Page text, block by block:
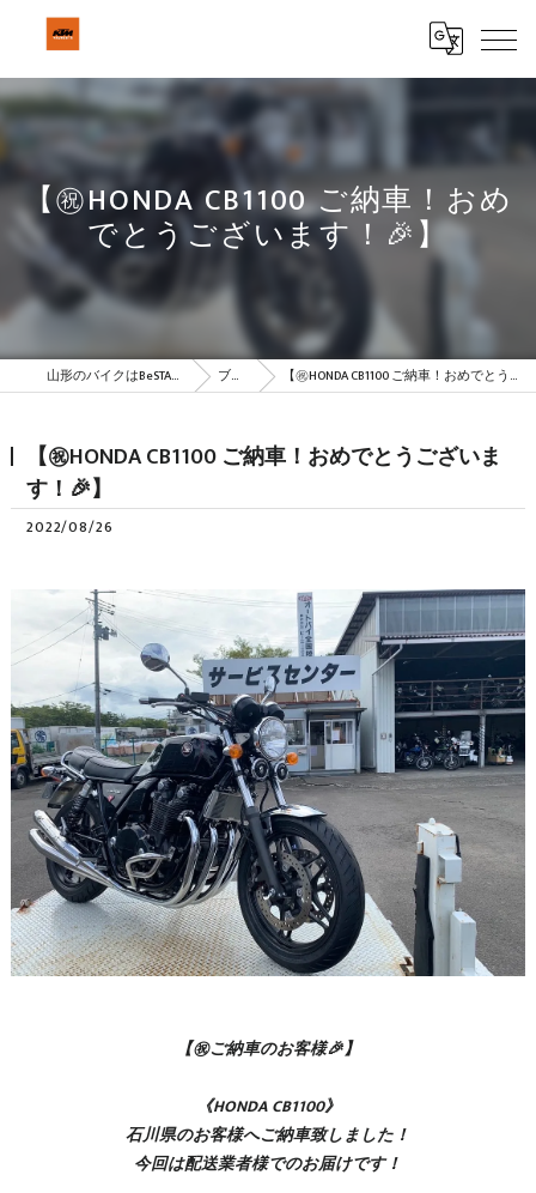
【㊗HONDA CB1100 ご納車！おめ
でとうございます！🎉】
山形のバイクはBeSTAR株式会社 ブログ 【㊗HONDA CB1100 ご納車！おめでとうございます！🎉】
【㊗HONDA CB1100 ご納車！おめでとうございま
す！🎉】
2022/08/26
【㊗️ご納車のお客様🎉】
《HONDA CB1100》
石川県のお客様へご納車致しました！
今回は配送業者様でのお届けです！